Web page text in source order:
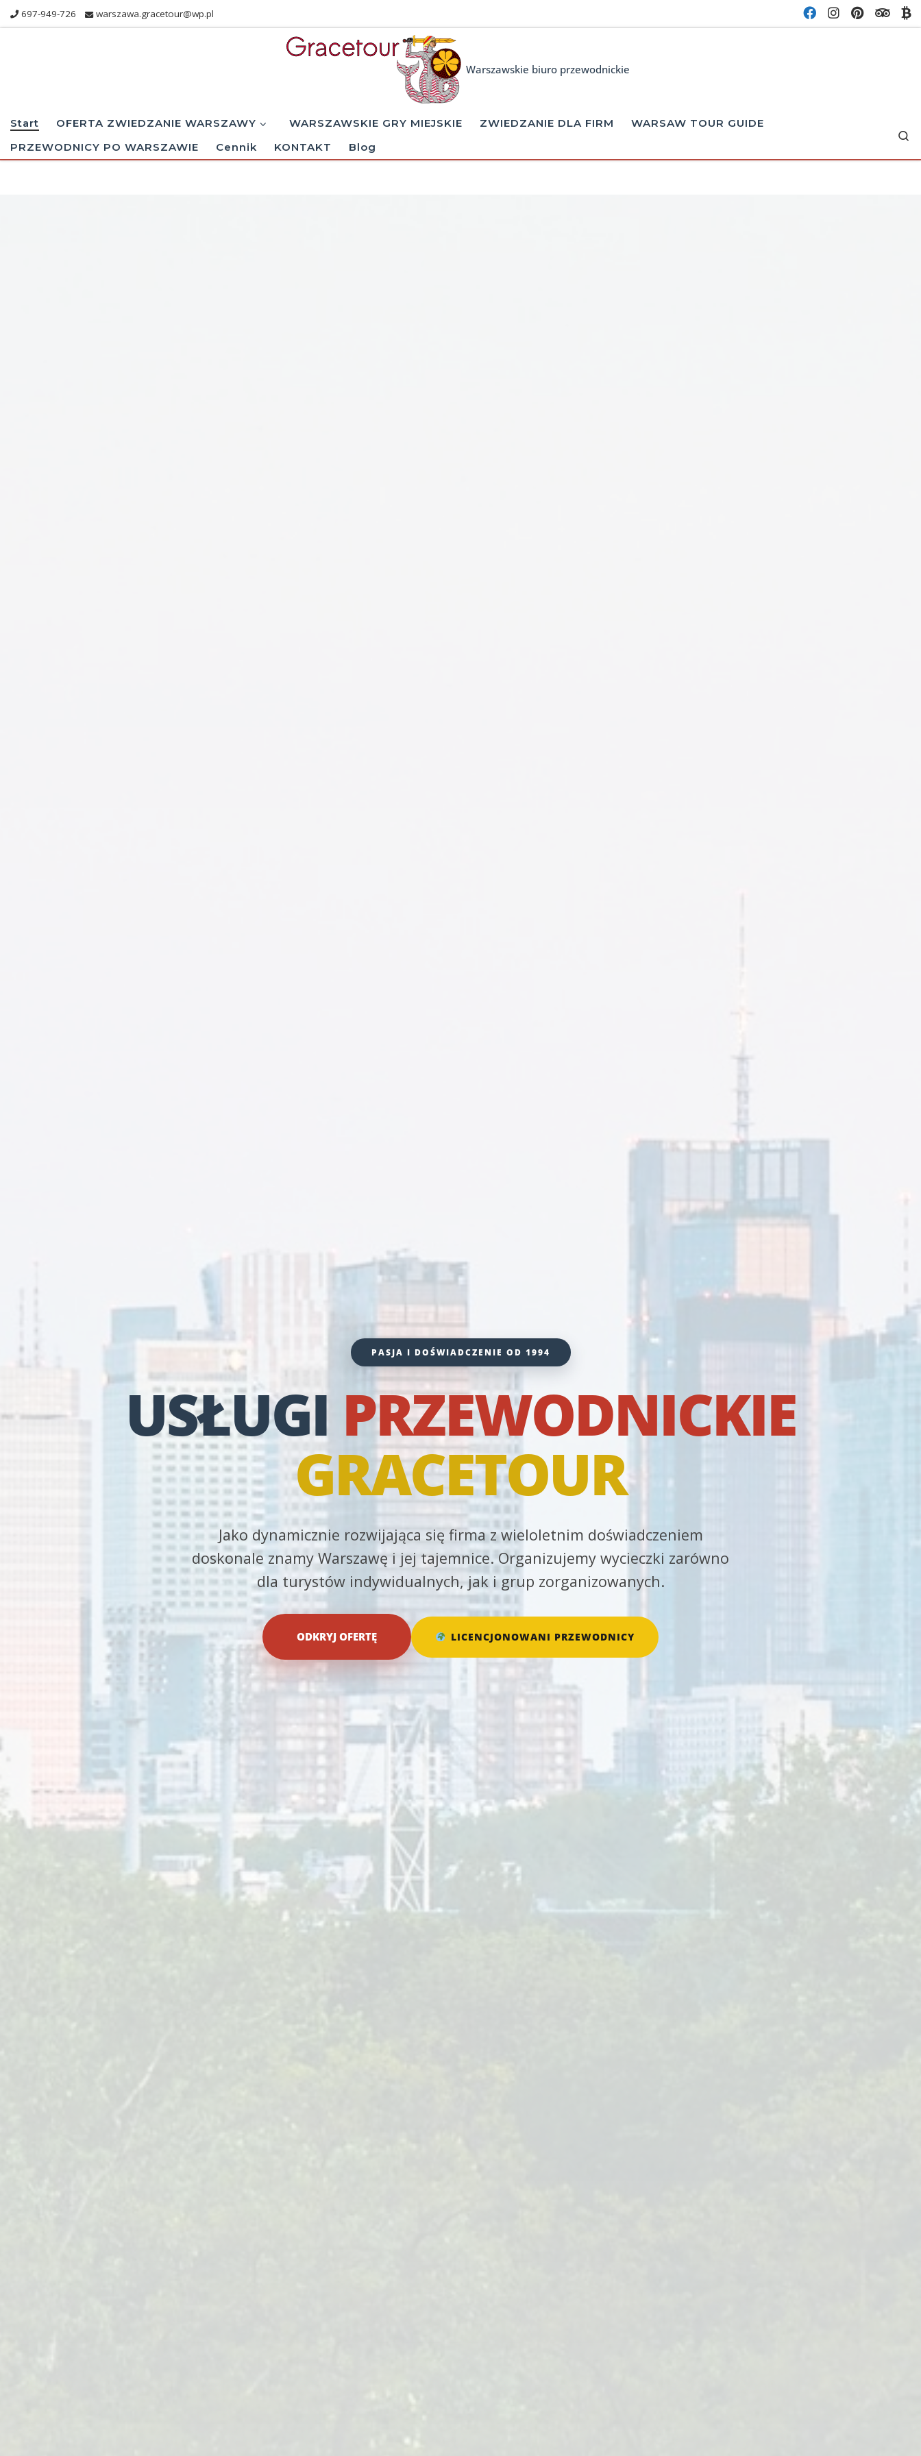
Skip to content
697-949-726 warszawa.gracetour@wp.pl
Warszawskie biuro przewodnickie
Start OFERTA ZWIEDZANIE WARSZAWY WARSZAWSKIE GRY MIEJSKIE ZWIEDZANIE DLA FIRM
WARSAW TOUR GUIDE
PRZEWODNICY PO WARSZAWIE
Cennik KONTAKT Blog
PASJA I DOŚWIADCZENIE OD 1994
USŁUGI PRZEWODNICKIE
GRACETOUR
Jako dynamicznie rozwijająca się firma z wieloletnim doświadczeniem
doskonale znamy Warszawę i jej tajemnice. Organizujemy wycieczki zarówno
dla turystów indywidualnych, jak i grup zorganizowanych.
ODKRYJ OFERTĘ LICENCJONOWANI PRZEWODNICY